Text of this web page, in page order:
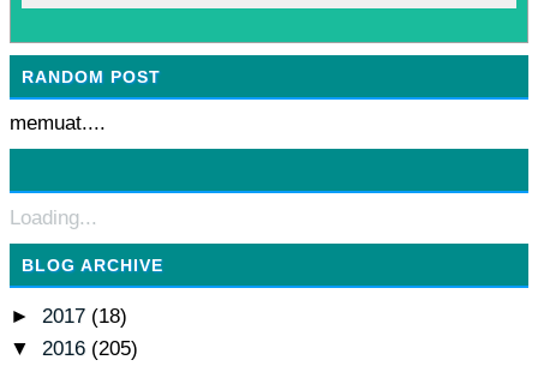
RANDOM POST
memuat....
Loading...
BLOG ARCHIVE
► 2017 (18)
▼ 2016 (205)